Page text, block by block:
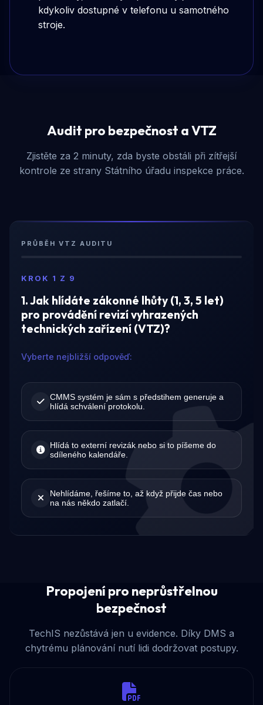
kdykoliv dostupné v telefonu u samotného
stroje.
Audit pro bezpečnost a VTZ
Zjistěte za 2 minuty, zda byste obstáli při zítřejší
kontrole ze strany Státního úřadu inspekce práce.
PRŮBĚH VTZ AUDITU
KROK 1 Z 9
1. Jak hlídáte zákonné lhůty (1, 3, 5 let)
pro provádění revizí vyhrazených
technických zařízení (VTZ)?
Vyberte nejbližší odpověď:
CMMS systém je sám s předstihem generuje a
hlídá schválení protokolu.
Hlídá to externí revizák nebo si to píšeme do
sdíleného kalendáře.
Nehlídáme, řešíme to, až když přijde čas nebo
na nás někdo zatlačí.
Propojení pro neprůstřelnou
bezpečnost
TechIS nezůstává jen u evidence. Díky DMS a
chytrému plánování nutí lidi dodržovat postupy.